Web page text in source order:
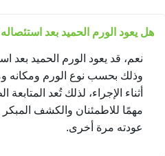
هل يعود الورم الحميد بعد
نعم، قد يعود الورم الحميد بعد
وذلك بحسب نوع الورم ومكانه
أثناء الإجراء، لذلك تُعد المتابعة
مهمًا للاطمئنان والكشف
عودته مرة أخرى.